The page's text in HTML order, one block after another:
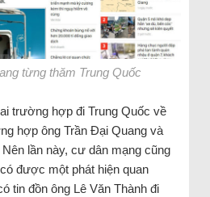
từng thăm Trung Quốc
trường hợp đi Trung Quốc về
hợp ông Trần Đại Quang và
lần này, cư dân mạng cũng
được một phát hiện quan
tin đồn ông Lê Văn Thành đi